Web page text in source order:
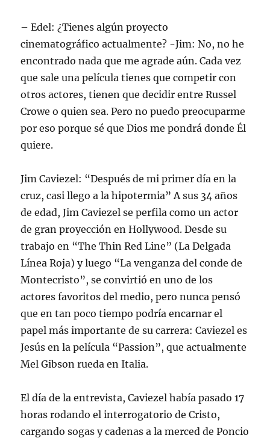
– Edel: ¿Tienes algún proyecto
cinematográfico actualmente? -Jim: No, no he
encontrado nada que me agrade aún. Cada vez
que sale una película tienes que competir con
otros actores, tienen que decidir entre Russel
Crowe o quien sea. Pero no puedo preocuparme
por eso porque sé que Dios me pondrá donde Él
quiere.
Jim Caviezel: “Después de mi primer día en la
cruz, casi llego a la hipotermia” A sus 34 años
de edad, Jim Caviezel se perfila como un actor
de gran proyección en Hollywood. Desde su
trabajo en “The Thin Red Line” (La Delgada
Línea Roja) y luego “La venganza del conde de
Montecristo”, se convirtió en uno de los
actores favoritos del medio, pero nunca pensó
que en tan poco tiempo podría encarnar el
papel más importante de su carrera: Caviezel es
Jesús en la película “Passion”, que actualmente
Mel Gibson rueda en Italia.
El día de la entrevista, Caviezel había pasado 17
horas rodando el interrogatorio de Cristo,
cargando sogas y cadenas a la merced de Poncio